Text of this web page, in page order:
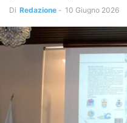
Di Redazione - 10 Giugno 2026